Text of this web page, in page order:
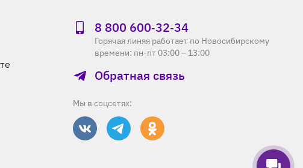
8 800 600‑32‑34
Горячая линяя работает по Новосибирскому
времени: пн-пт 03:00 – 13:00
Обратная связь
Мы в соцсетях: